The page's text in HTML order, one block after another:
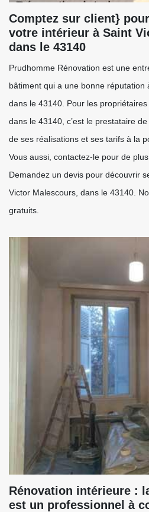
Comptez sur client}
votre intérieur à Saint
dans le 43140
Prudhomme Rénovation est une
bâtiment qui a une bonne réputation
dans le 43140. Pour les
dans le 43140, c’est le prestataire
de ses réalisations et ses tarifs à la
Vous aussi, contactez-le pour de
Demandez un devis pour découvrir
Victor Malescours, dans le 43140.
gratuits.
Rénovation intérieure :
est un professionnel à